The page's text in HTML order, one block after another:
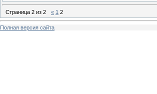
Страница 2 из 2 « 1 2
Полная версия сайта